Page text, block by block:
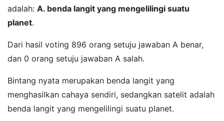
adalah: A. benda langit yang mengelilingi suatu
planet.
Dari hasil voting 896 orang setuju jawaban A benar,
dan 0 orang setuju jawaban A salah.
Bintang nyata merupakan benda langit yang
menghasilkan cahaya sendiri, sedangkan satelit adalah
benda langit yang mengelilingi suatu planet.